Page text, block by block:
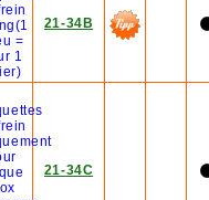
21-34B
21-34C